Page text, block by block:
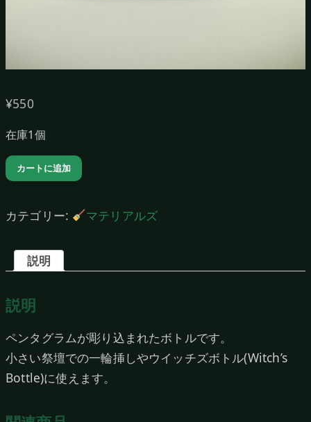
¥550
在庫1個
ペ
ン
グ
ム
ト
［平
形］
（Blue‐
カートに追加
カテゴリー: マテリアルズ
説明
説明
ペンタグラムが彫り込まれたボトルです。
小さい祭壇での一輪挿しやウイッチズボトル(Witch’s
Bottle)に使えます。